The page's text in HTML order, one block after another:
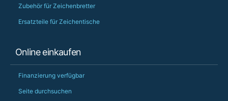
Zubehör für Zeichenbretter
Ersatzteile für Zeichentische
Online einkaufen
Finanzierung verfügbar
Seite durchsuchen